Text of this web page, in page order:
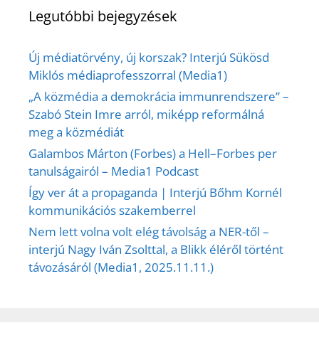
Legutóbbi bejegyzések
Új médiatörvény, új korszak? Interjú Sükösd
Miklós médiaprofesszorral (Media1)
„A közmédia a demokrácia immunrendszere” –
Szabó Stein Imre arról, miképp reformálná
meg a közmédiát
Galambos Márton (Forbes) a Hell–Forbes per
tanulságairól – Media1 Podcast
Így ver át a propaganda | Interjú Bőhm Kornél
kommunikációs szakemberrel
Nem lett volna volt elég távolság a NER-től –
interjú Nagy Iván Zsolttal, a Blikk éléről történt
távozásáról (Media1, 2025.11.11.)